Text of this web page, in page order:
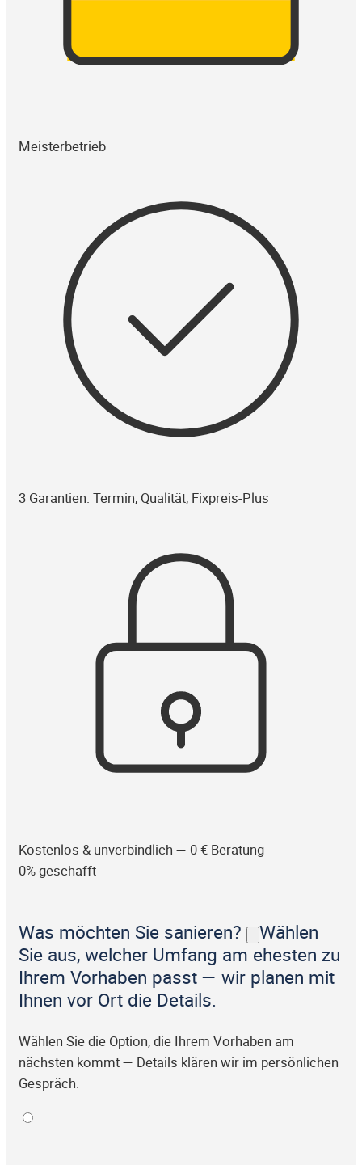
Meisterbetrieb
3 Garantien: Termin, Qualität, Fixpreis-Plus
Kostenlos & unverbindlich — 0 € Beratung
0% geschafft
Was möchten Sie sanieren?
Wählen
Sie aus, welcher Umfang am ehesten zu
Ihrem Vorhaben passt — wir planen mit
Ihnen vor Ort die Details.
Wählen Sie die Option, die Ihrem Vorhaben am
nächsten kommt — Details klären wir im persönlichen
Gespräch.